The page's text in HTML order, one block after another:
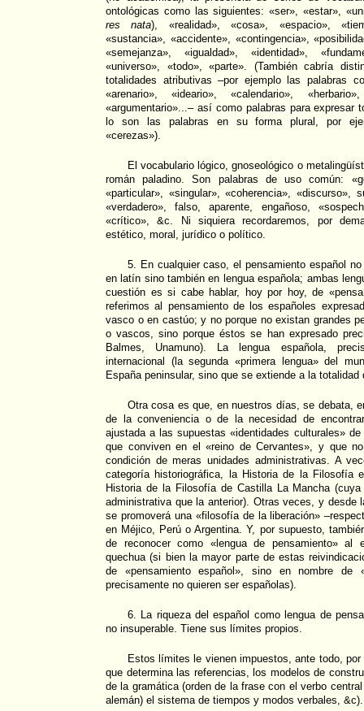
ontológicas como las siguientes: «ser», «estar»,
res nata), «realidad», «cosa», «espacio»,
«sustancia», «accidente», «contingencia»,
«semejanza», «igualdad», «identidad»,
«universo», «todo», «parte». (También cabría
totalidades atributivas –por ejemplo las palabras
«arenario», «ideario», «calendario»,
«argumentario»...– así como palabras para expresar
lo son las palabras en su forma plural, por
«cerezas»).
El vocabulario lógico, gnoseológico o
román paladino. Son palabras de uso común:
«particular», «singular», «coherencia», «discurso»,
«verdadero», falso, aparente, engañoso,
«crítico», &c. Ni siquiera recordaremos, por
estético, moral, jurídico o político.
5. En cualquier caso, el pensamiento español
en latín sino también en lengua española; ambas
cuestión es si cabe hablar, hoy por hoy, de
referimos al pensamiento de los españoles
vasco o en castúo; y no porque no existan grandes
o vascos, sino porque éstos se han expresado
Balmes, Unamuno). La lengua española,
internacional (la segunda «primera lengua» del
España peninsular, sino que se extiende a la
Otra cosa es que, en nuestros días, se debata,
de la conveniencia o de la necesidad de
ajustada a las supuestas «identidades culturales»
que conviven en el «reino de Cervantes», y que
condición de meras unidades administrativas. A
categoría historiográfica, la Historia de la Filosofía
Historia de la Filosofía de Castilla La Mancha
administrativa que la anterior). Otras veces, y desde
se promoverá una «filosofía de la liberación»
en Méjico, Perú o Argentina. Y, por supuesto,
de reconocer como «lengua de pensamiento» al
quechua (si bien la mayor parte de estas
de «pensamiento español», sino en nombre de
precisamente no quieren ser españolas).
6. La riqueza del español como lengua de
no insuperable. Tiene sus límites propios.
Estos límites le vienen impuestos, ante todo,
que determina las referencias, los modelos de
de la gramática (orden de la frase con el verbo
alemán) el sistema de tiempos y modos verbales, &c).